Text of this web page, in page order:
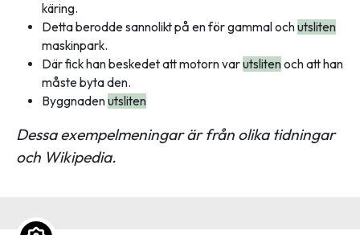
käring.
Detta berodde sannolikt på en för gammal ochutsliten
maskinpark.
Där fick han beskedet att motorn varutsliten och att han
måste byta den.
Byggnadenutsliten
Dessa exempelmeningar är från olika tidningar
och Wikipedia.